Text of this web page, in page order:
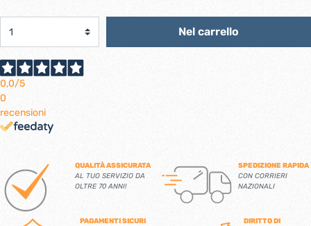
Nel carrello
0,0/5
0
recensioni
QUALITÀ ASSICURATA
AL TUO SERVIZIO DA
OLTRE 70 ANNI!
SPEDIZIONE RAPIDA
CON CORRIERI
NAZIONALI
PAGAMENTI SICURI
DIRITTO DI